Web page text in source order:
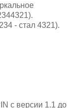
- стал 4321).
с версии 1.1 до